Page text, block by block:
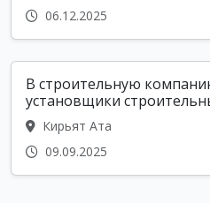
06.12.2025
В строительную
установщики
Кирьят Ата
09.09.2025